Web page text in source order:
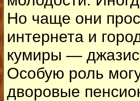
Но чаще они
интернета и
кумиры —
Особую роль
дворовые